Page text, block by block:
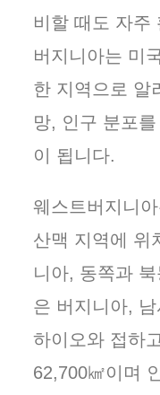
비할 때도 자주
버지니아는 미
한 지역으로 알
망, 인구 분포
이 됩니다.
웨스트버지니
산맥 지역에 위
니아, 동쪽과
은 버지니아,
하이오와 접하
62,700㎢이며